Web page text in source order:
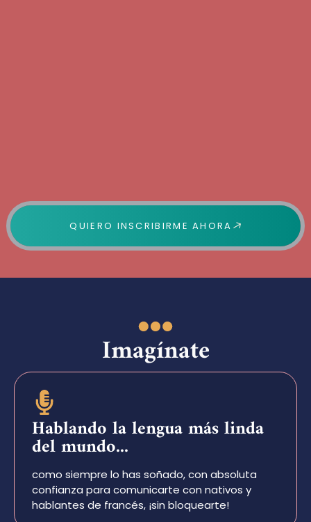
QUIERO INSCRIBIRME AHORA
Imagínate
Hablando la lengua más linda
del mundo...
como siempre lo has soñado, con absoluta
confianza para comunicarte con nativos y
hablantes de francés, ¡sin bloquearte!